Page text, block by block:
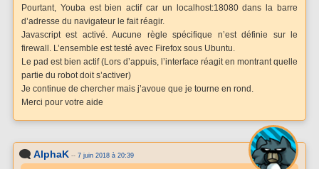
Pourtant, Youba est bien actif car un localhost:18080 dans la barre
d’adresse du navigateur le fait réagir.
Javascript est activé. Aucune règle spécifique n’est définie sur le
firewall. L’ensemble est testé avec Firefox sous Ubuntu.
Le pad est bien actif (Lors d’appuis, l’interface réagit en montrant quelle
partie du robot doit s’activer)
Je continue de chercher mais j’avoue que je tourne en rond.
Merci pour votre aide
AlphaK -- 7 juin 2018 à 20:39